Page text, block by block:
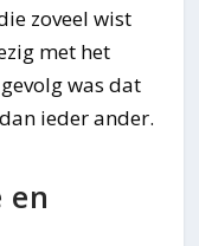
zoveel wist
met het
was dat
ieder ander.
en